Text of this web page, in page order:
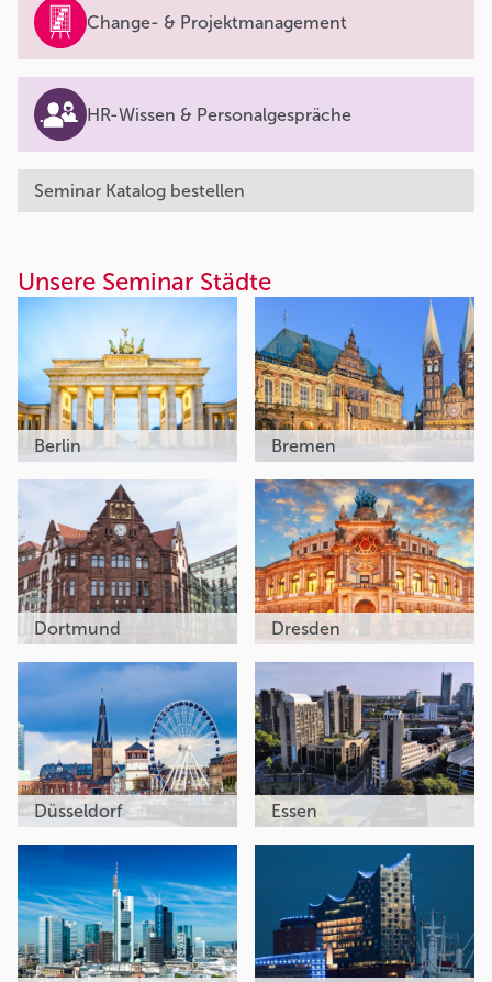
Change- & Projektmanagement
HR-Wissen & Personalgespräche
Seminar Katalog bestellen
Unsere Seminar Städte
Berlin Bremen
Dortmund Dresden
Düsseldorf Essen